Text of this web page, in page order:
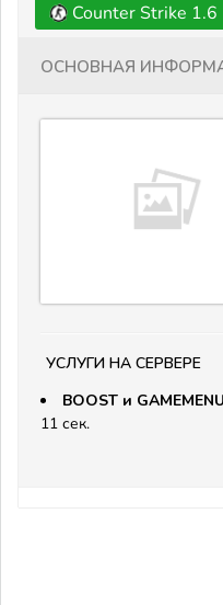
Counter Strike 1.6
Основная
Услуги на сервере
BOOST и GAMEMENU
11 сек.